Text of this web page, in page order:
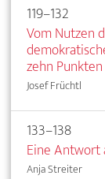
119–132
Vom Nutzen
zehn Punkten
Josef Früchtl
133–138
Eine Antwort
Anja Streiter